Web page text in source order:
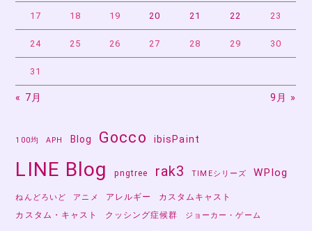
17 18 19 20 21 22 23
24 25 26 27 28 29 30
31
« 7月 9月 »
100均 APH Blog Gocco ibisPaint
LINE Blog pngtree rak3 TIMEシリーズ WPlog
ねんどろいど アニメ アレルギー
カスタムキャスト
カスタム・キャスト
クッシング症候群 ジョーカー・ゲーム